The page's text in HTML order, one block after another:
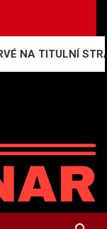
STRANĚ